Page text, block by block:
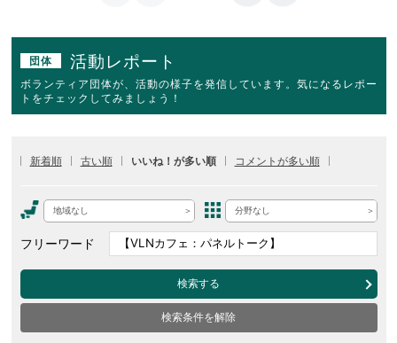
団体 活動レポート
ボランティア団体が、活動の様子を発信しています。気になるレポー
トをチェックしてみましょう！
新着順 古い順 いいね！が多い順 コメントが多い順
地域なし 分野なし
フリーワード
検索する
検索条件を解除